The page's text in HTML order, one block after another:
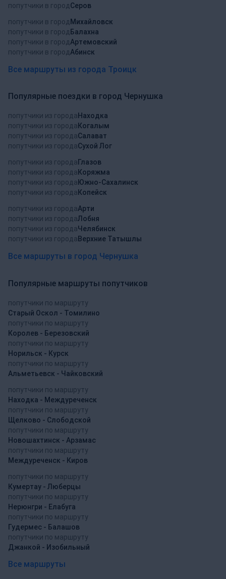
попутчики в городСеров
попутчики в город Михайловск
попутчики в город Балахна
попутчики в городАртемовский
попутчики в городАбинск
Все маршруты из города Троицк
Популярные поездки в город Чернушка
попутчики из города Находка
попутчики из города Когалым
попутчики из городаСалават
попутчики из городаСухой Лог
попутчики из города Глазов
попутчики из города Коряжма
попутчики из города Южно-Сахалинск
попутчики из города Копейск
попутчики из городаАрти
попутчики из городаЛобня
попутчики из городаЧелябинск
попутчики из города Верхние Татышлы
Все маршруты в город Чернушка
Популярные маршруты попутчиков
попутчики по маршруту
Старый Оскол - Томилино
попутчики по маршруту
Королев - Березовский
попутчики по маршруту
Норильск - Курск
попутчики по маршруту
Альметьевск - Чайковский
попутчики по маршруту
Находка - Междуреченск
попутчики по маршруту
Щелково - Слободской
попутчики по маршруту
Новошахтинск - Арзамас
попутчики по маршруту
Междуреченск - Киров
попутчики по маршруту
Кумертау - Люберцы
попутчики по маршруту
Нерюнгри - Елабуга
попутчики по маршруту
Гудермес - Балашов
попутчики по маршруту
Джанкой - Изобильный
Все маршруты